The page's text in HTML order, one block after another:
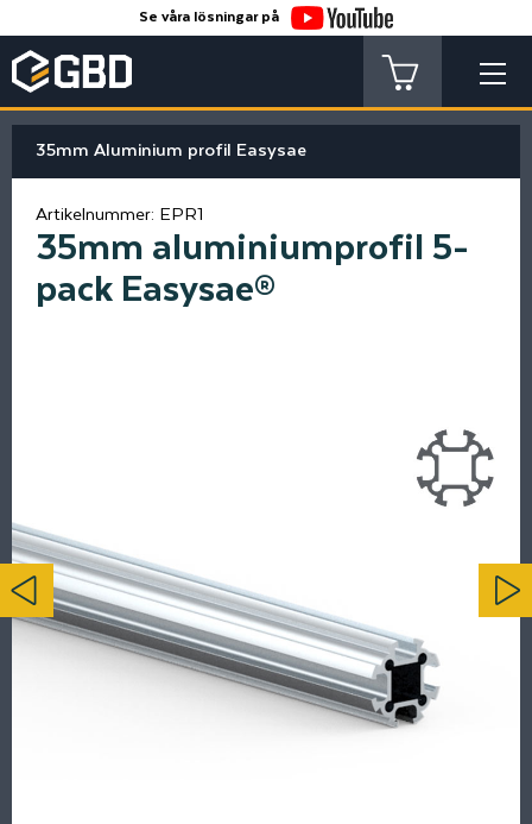
Se våra lösningar på
35mm Aluminium profil Easysae
Artikelnummer: EPR1
35mm aluminiumprofil 5-
pack Easysae®